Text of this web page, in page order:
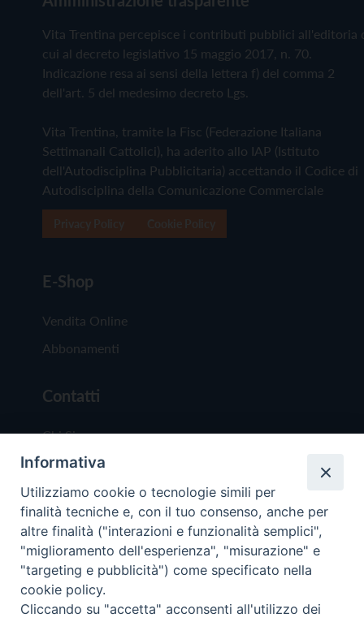
Vita Trentina percepisce i contributi pubblici all'editoria
cui al decreto legislativo 15 maggio 2017, n. 70.
Indicazione resa ai sensi della lettera f) del comma 2
dell'art. 5 del medesimo decreto Lgs.
Vita Trentina, tramite la Fisc (Federazione Italiana
Settimanali Cattolici), ha aderito allo IAP (Istituto
dell'Autodisciplina Pubblicitaria) accettando il Codice di
Autodisciplina della Comunicazione Commerciale
E-Shop
Vendita Online
Abbonamenti
Contatti
Chi Siamo
Redazione
Scrivici
Copyright © 2019 - Tutti i diritti riservati - Vita
Trentina Editrice
Informativa
Utilizziamo cookie o tecnologie simili per
finalità tecniche e, con il tuo consenso, anche per
altre finalità ("interazioni e funzionalità semplici",
"miglioramento dell'esperienza", "misurazione" e
"targeting e pubblicità") come specificato nella
cookie policy.
Cliccando su "accetta" acconsenti all'utilizzo dei